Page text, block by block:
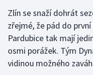
Zlín se snaží dohrát
zřejmé, že pád do
Pardubice tak mají
osmi porážek. Tým
vidinou možného